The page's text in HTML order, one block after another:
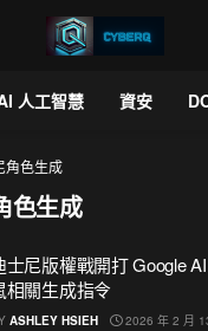
人工智慧 資安
角色生成
色生成
士尼版權戰開打 Google
相關生成指令
ASHLEY HSIEH 2026 年 2 月